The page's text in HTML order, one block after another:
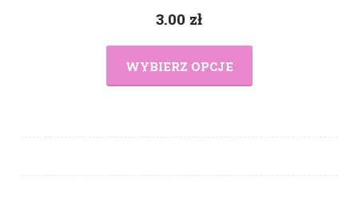
3.00 zł
WYBIERZ OPCJE